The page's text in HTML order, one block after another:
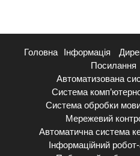
Головна Інформація
Посилання
Автоматизована
Система
Система обробки
Мережевий
Автоматична система
Інформаційний